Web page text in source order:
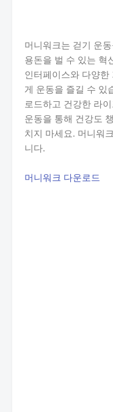
머니워크는 걷기 운
용돈을 벌 수 있는 혁
인터페이스와 다양
게 운동을 즐길 수 있
로드하고 건강한 라
운동을 통해 건강도
치지 마세요. 머니워
니다.
머니워크 다운로드